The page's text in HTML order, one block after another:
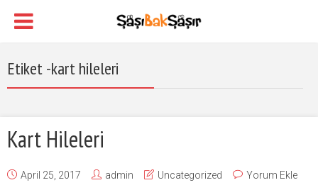
Etiket -kart hileleri
Kart Hileleri
April 25, 2017 admin Uncategorized Yorum Ekle